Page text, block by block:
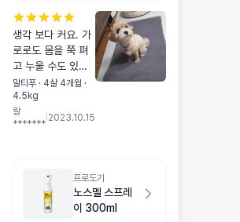
생각 보다 커요. 가
로로도 몸을 쭉 펴
고 누울 수도 있네
요. 푹신하고 감촉
좋은지 편하게 잘
써요.
말티푸 · 4살 4개월 ·
4.5kg
랄
*******
2023.10.15
프로도기
노스멜 스프레
이 300ml